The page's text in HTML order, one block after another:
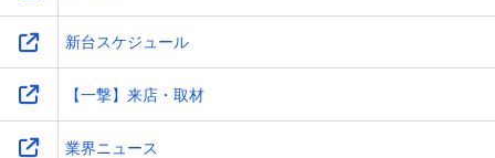
新台スケジュール
【一撃】来店・取材
業界ニュース